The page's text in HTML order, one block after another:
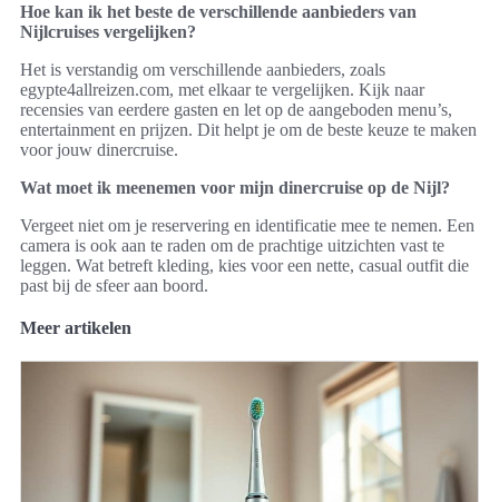
Hoe kan ik het beste de verschillende aanbieders van
Nijlcruises vergelijken?
Het is verstandig om verschillende aanbieders, zoals
egypte4allreizen.com, met elkaar te vergelijken. Kijk naar
recensies van eerdere gasten en let op de aangeboden menu’s,
entertainment en prijzen. Dit helpt je om de beste keuze te maken
voor jouw dinercruise.
Wat moet ik meenemen voor mijn dinercruise op de Nijl?
Vergeet niet om je reservering en identificatie mee te nemen. Een
camera is ook aan te raden om de prachtige uitzichten vast te
leggen. Wat betreft kleding, kies voor een nette, casual outfit die
past bij de sfeer aan boord.
Meer artikelen